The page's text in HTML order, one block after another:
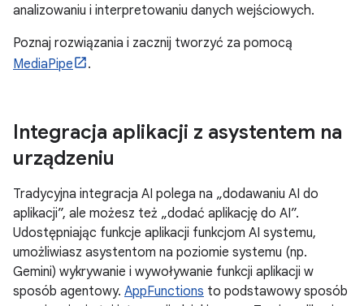
analizowaniu i interpretowaniu danych wejściowych.
Poznaj rozwiązania i zacznij tworzyć za pomocą
MediaPipe
.
Integracja aplikacji z asystentem na
urządzeniu
Tradycyjna integracja AI polega na „dodawaniu AI do
aplikacji”, ale możesz też „dodać aplikację do AI”.
Udostępniając funkcje aplikacji funkcjom AI systemu,
umożliwiasz asystentom na poziomie systemu (np.
Gemini) wykrywanie i wywoływanie funkcji aplikacji w
sposób agentowy. AppFunctions to podstawowy sposób